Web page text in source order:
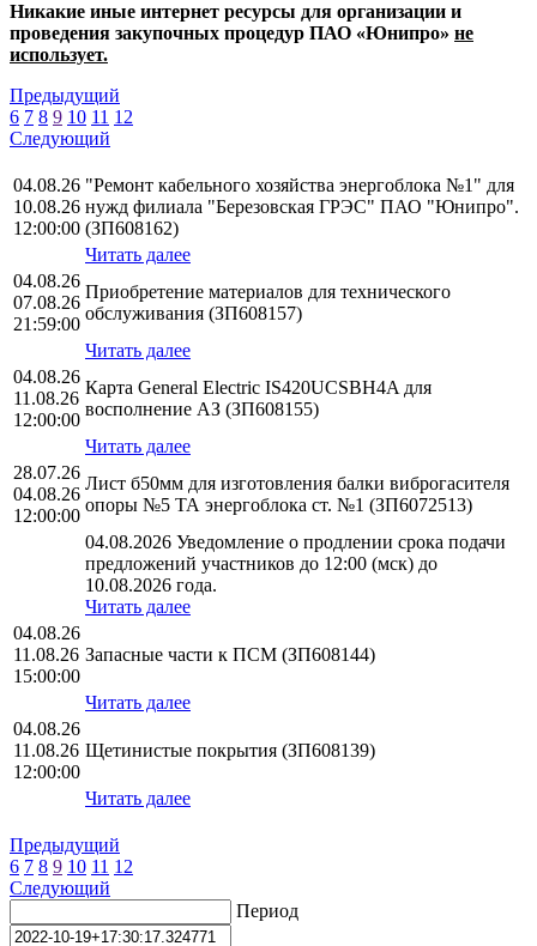
Никакие иные интернет ресурсы для организации и
проведения закупочных процедур ПАО «Юнипро» не
использует.
Предыдущий
6 7 8 9 10 11 12
Следующий
04.08.26
10.08.26
12:00:00
"Ремонт кабельного хозяйства энергоблока №1" для
нужд филиала "Березовская ГРЭС" ПАО "Юнипро".
(ЗП608162)
Читать далее
04.08.26
07.08.26
21:59:00
Приобретение материалов для технического
обслуживания (ЗП608157)
Читать далее
04.08.26
11.08.26
12:00:00
Карта General Electric IS420UCSBH4A для
восполнение АЗ (ЗП608155)
Читать далее
28.07.26
04.08.26
12:00:00
Лист б50мм для изготовления балки виброгасителя
опоры №5 ТА энергоблока ст. №1 (ЗП6072513)
04.08.2026 Уведомление о продлении срока подачи
предложений участников до 12:00 (мск) до
10.08.2026 года.
Читать далее
04.08.26
11.08.26
15:00:00
Запасные части к ПСМ (ЗП608144)
Читать далее
04.08.26
11.08.26
12:00:00
Щетинистые покрытия (ЗП608139)
Читать далее
Предыдущий
6 7 8 9 10 11 12
Следующий
Период